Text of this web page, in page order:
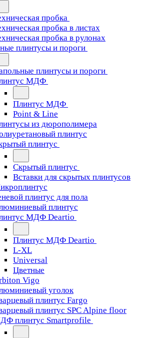
пробка
пробка в листах
пробка в рулонах
плинтусы и пороги
плинтусы и пороги
МДФ
Плинтус МДФ
Point & Line
из дюрополимера
плинтус
плинтус
Скрытый плинтус
Вставки для скрытых плинтусов
плинтус для пола
плинтус
МДФ Deartio
Плинтус МДФ Deartio
L-XL
Universal
Цветные
Vigo
уголок
плинтус Fargo
плинтус SPC Alpine floor
плинтус Smartprofile